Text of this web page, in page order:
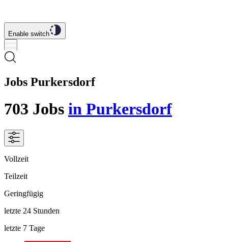
Enable switch
Jobs Purkersdorf
703 Jobs in Purkersdorf
Vollzeit
Teilzeit
Geringfügig
letzte 24 Stunden
letzte 7 Tage